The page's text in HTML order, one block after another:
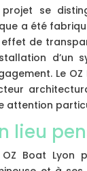
projet se
a été
de
d’un
Le
attention
lieu
OZ Boat Lyon